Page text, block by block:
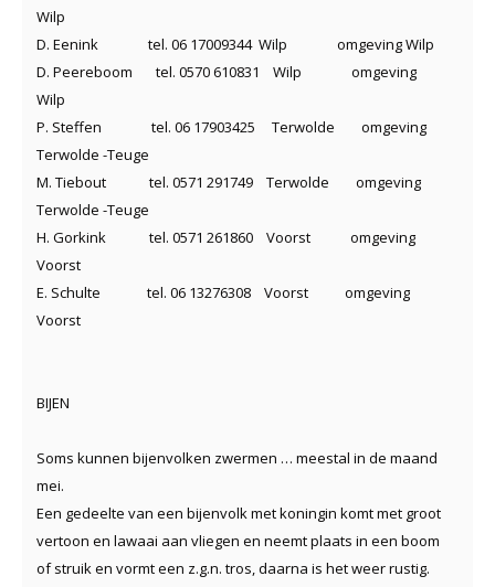
Wilp
D. Eenink tel. 06 17009344 Wilp omgeving Wilp
D. Peereboom tel. 0570 610831 Wilp omgeving
Wilp
P. Steffen tel. 06 17903425 Terwolde omgeving
Terwolde -Teuge
M. Tiebout tel. 0571 291749 Terwolde omgeving
Terwolde -Teuge
H. Gorkink tel. 0571 261860 Voorst omgeving
Voorst
E. Schulte tel. 06 13276308 Voorst omgeving
Voorst
BIJEN
Soms kunnen bijenvolken zwermen … meestal in de maand
mei.
Een gedeelte van een bijenvolk met koningin komt met groot
vertoon en lawaai aan vliegen en neemt plaats in een boom
of struik en vormt een z.g.n. tros, daarna is het weer rustig.